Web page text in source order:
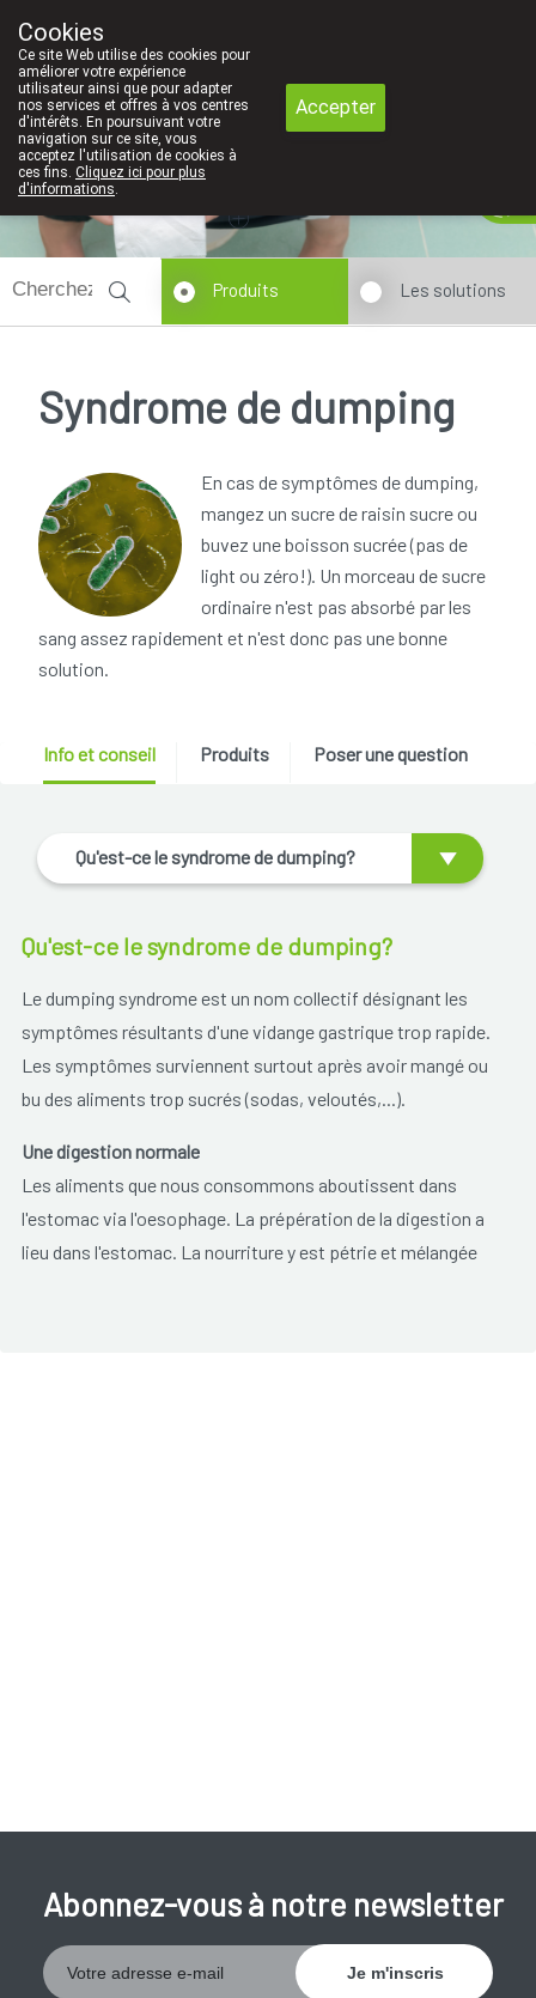
010/416070
Aujourd'hui A présent
Produits Les solutions
Syndrome de dumping
En cas de symptômes de dumping,
mangez un sucre de raisin sucre ou
buvez une boisson sucrée (pas de
light ou zéro!). Un morceau de sucre
ordinaire n'est pas absorbé par les
sang assez rapidement et n'est donc pas une bonne
solution.
Info et conseil Produits Poser une question
Qu'est-ce le syndrome de dumping?
Qu'est-ce le syndrome de dumping?
Le dumping syndrome est un nom collectif désignant les
symptômes résultants d'une vidange gastrique trop rapide.
Les symptômes surviennent surtout après avoir mangé ou
bu des aliments trop sucrés (sodas, veloutés,...).
Une digestion normale
Les aliments que nous consommons aboutissent dans
l'estomac via l'oesophage. La prépération de la digestion a
lieu dans l'estomac. La nourriture y est pétrie et mélangée
Abonnez-vous à notre newsletter
Cookies
Ce site Web utilise des cookies pour
améliorer votre expérience
utilisateur ainsi que pour adapter
nos services et offres à vos centres
d'intérêts. En poursuivant votre
navigation sur ce site, vous
acceptez l'utilisation de cookies à
ces fins. Cliquez ici pour plus
d'informations.
Accepter